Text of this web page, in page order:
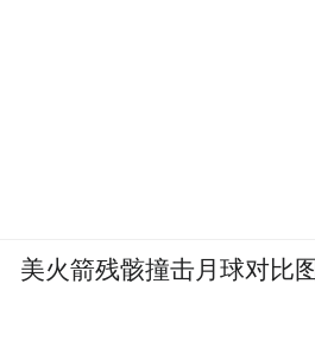
美火箭残骸撞击月球对比图